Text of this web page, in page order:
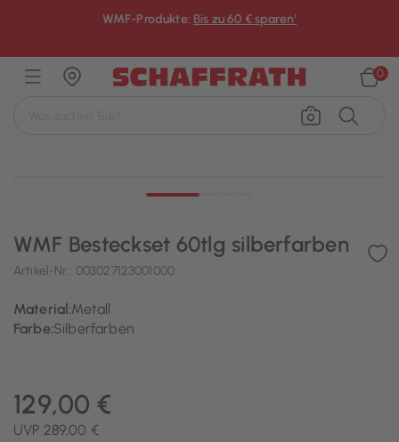
WMF-Produkte: Bis zu 60 € sparen¹
0
WMF Besteckset 60tlg silberfarben
Artikel-Nr.: 003027123001000
Material:Metall
Farbe:Silberfarben
129,00 €
UVP 289,00 €